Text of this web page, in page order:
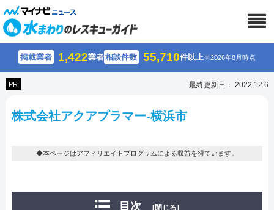
掲載業者 1,422業者相談件数 55,710件以上※2026年8月時点
PR 最終更新日： 2022.12.6
株式会社アクアプラマー-横浜市
◆本ページはアフィリエイトプログラムによる収益を得ています。
目次 [閉じる]